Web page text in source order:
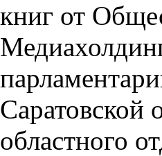
книг от
Саратовской
областного